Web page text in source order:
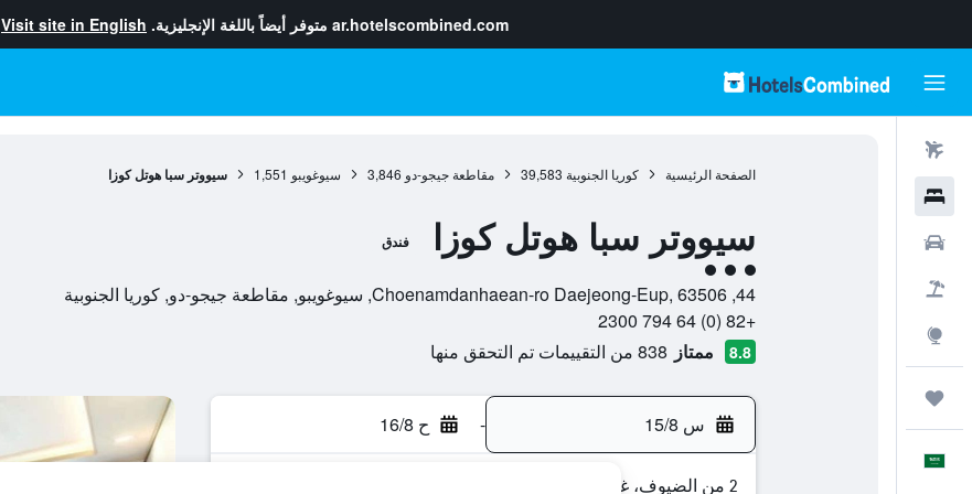
ar.hotelscombined.com متوفر أيضاً باللغة الإنجليزية. Visit site in English
الصفحة الرئيسية كوريا الجنوبية 39,583 مقاطعة جيجو-دو 3,846 سيوغويبو 1,551 سيووتر سبا هوتل كوزا
سيووتر سبا هوتل كوزا فندق
تقييم فئة 3
44, Choenamdanhaean-ro Daejeong-Eup, 63506, سيوغويبو, مقاطعة جيجو-دو, كوريا الجنوبية
+82 (0) 64 794 2300
8.8 ممتاز 838 من التقييمات تم التحقق منها
س 15/8 - ح 16/8
2 من الضيوف، غرفة واحدة